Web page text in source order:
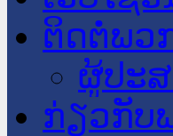
ຕິດຕໍ່ພວ
ຜູ້ປະສ
ກ່ຽວກັບ